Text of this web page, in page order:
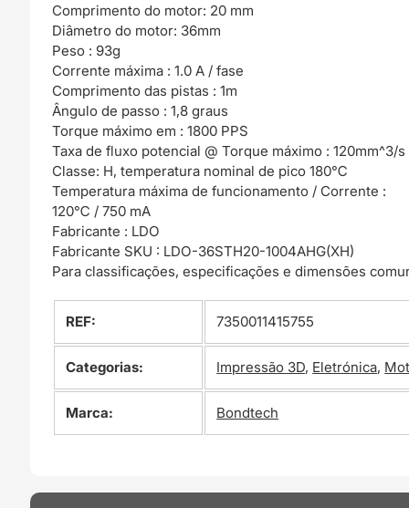
Comprimento do motor: 20 mm
Diâmetro do motor: 36mm
Peso : 93g
Corrente máxima : 1.0 A / fase
Comprimento das pistas : 1m
Ângulo de passo : 1,8 graus
Torque máximo em : 1800 PPS
Taxa de fluxo potencial @ Torque máximo : 120mm^3/s
Classe: H, temperatura nominal de pico 180℃
Temperatura máxima de funcionamento / Corrente :
120℃ / 750 mA
Fabricante : LDO
Fabricante SKU : LDO-36STH20-1004AHG(XH)
Para classificações, especificações e dimensões
REF: 7350011415755
Categorias: Impressão 3D, Eletrónica,
Marca: Bondtech